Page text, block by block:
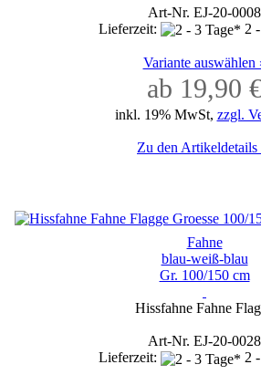
Art-Nr. EJ-20-0008
Lieferzeit:
2
Variante auswählen
ab 19,90
inkl. 19% MwSt, zzgl.
Zu den Artikeldetails
Fahne
blau-weiß-blau
Gr. 100/150 cm
Hissfahne Fahne
Art-Nr. EJ-20-0028
Lieferzeit:
2